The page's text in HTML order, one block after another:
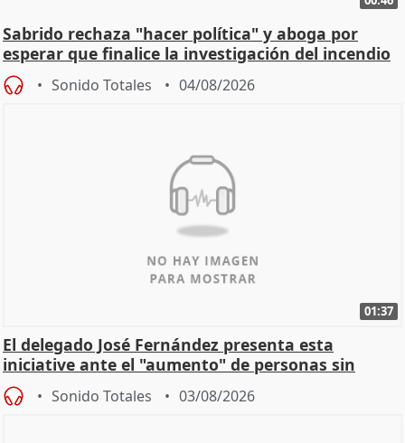
Sabrido rechaza "hacer política" y aboga por
esperar que finalice la investigación del incendio
Sonido Totales 04/08/2026
01:37
El delegado José Fernández presenta esta
iniciative ante el "aumento" de personas sin
hogar en Madri
Sonido Totales 03/08/2026